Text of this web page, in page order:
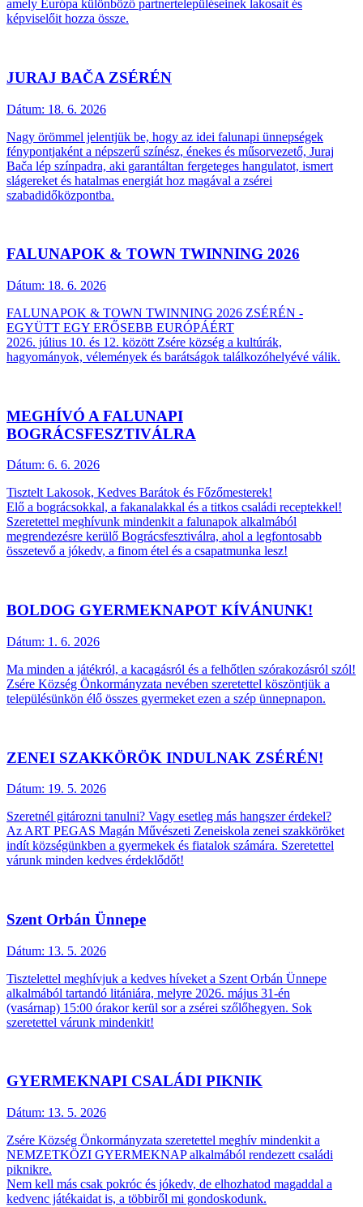
amely Európa különböző partnertelepüléseinek lakosait és
képviselőit hozza össze.
JURAJ BAČA ZSÉRÉN
Dátum: 18. 6. 2026
Nagy örömmel jelentjük be, hogy az idei falunapi ünnepségek
fénypontjaként a népszerű színész, énekes és műsorvezető, Juraj
Bača lép színpadra, aki garantáltan fergeteges hangulatot, ismert
slágereket és hatalmas energiát hoz magával a zsérei
szabadidőközpontba.
FALUNAPOK & TOWN TWINNING 2026
Dátum: 18. 6. 2026
FALUNAPOK & TOWN TWINNING 2026 ZSÉRÉN -
EGYÜTT EGY ERŐSEBB EURÓPÁÉRT
2026. július 10. és 12. között Zsére község a kultúrák,
hagyományok, vélemények és barátságok találkozóhelyévé válik.
MEGHÍVÓ A FALUNAPI
BOGRÁCSFESZTIVÁLRA
Dátum: 6. 6. 2026
Tisztelt Lakosok, Kedves Barátok és Főzőmesterek!
Elő a bográcsokkal, a fakanalakkal és a titkos családi receptekkel!
Szeretettel meghívunk mindenkit a falunapok alkalmából
megrendezésre kerülő Bográcsfesztiválra, ahol a legfontosabb
összetevő a jókedv, a finom étel és a csapatmunka lesz!
BOLDOG GYERMEKNAPOT KÍVÁNUNK!
Dátum: 1. 6. 2026
Ma minden a játékról, a kacagásról és a felhőtlen szórakozásról szól!
Zsére Község Önkormányzata nevében szeretettel köszöntjük a
településünkön élő összes gyermeket ezen a szép ünnepnapon.
ZENEI SZAKKÖRÖK INDULNAK ZSÉRÉN!
Dátum: 19. 5. 2026
Szeretnél gitározni tanulni? Vagy esetleg más hangszer érdekel?
Az ART PEGAS Magán Művészeti Zeneiskola zenei szakköröket
indít községünkben a gyermekek és fiatalok számára. Szeretettel
várunk minden kedves érdeklődőt!
Szent Orbán Ünnepe
Dátum: 13. 5. 2026
Tisztelettel meghívjuk a kedves híveket a Szent Orbán Ünnepe
alkalmából tartandó litániára, melyre 2026. május 31-én
(vasárnap) 15:00 órakor kerül sor a zsérei szőlőhegyen. Sok
szeretettel várunk mindenkit!
GYERMEKNAPI CSALÁDI PIKNIK
Dátum: 13. 5. 2026
Zsére Község Önkormányzata szeretettel meghív mindenkit a
NEMZETKÖZI GYERMEKNAP alkalmából rendezett családi
piknikre.
Nem kell más csak pokróc és jókedv, de elhozhatod magaddal a
kedvenc játékaidat is, a többiről mi gondoskodunk.